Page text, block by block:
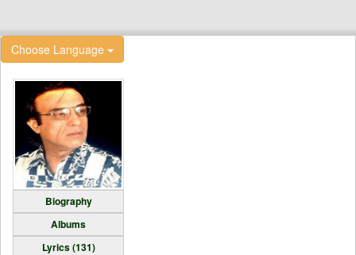
Choose Language
Biography
Albums
Lyrics (131)